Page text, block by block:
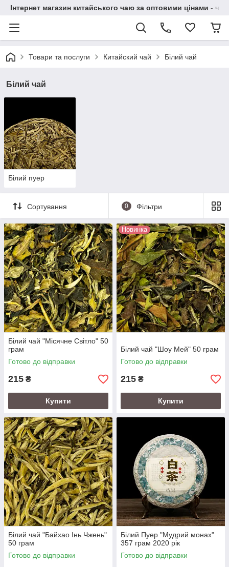
Інтернет магазин китайського чаю за оптовими цінами -
Товари та послуги Китайский чай Білий чай
Білий чай
Білий пуер
Сортування 0 Фільтри
Білий чай "Місячне Світло" 50
грам
Готово до відправки
215 ₴
Купити
Новинка
Білий чай "Шоу Мей" 50 грам
Готово до відправки
215 ₴
Купити
Білий чай "Байхао Інь Чжень"
50 грам
Готово до відправки
Білий Пуер "Мудрий монах"
357 грам 2020 рік
Готово до відправки